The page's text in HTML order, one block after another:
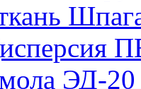
ЭД-20